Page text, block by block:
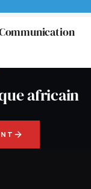
africain